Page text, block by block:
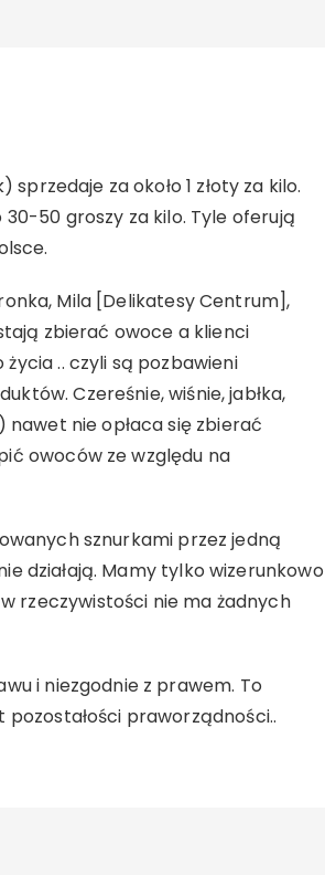
za około 1 złoty za kilo.
30-50 groszy za kilo. Tyle oferują
Mila [Delikatesy Centrum],
zbierać owoce a klienci
.. czyli są pozbawieni
Czereśnie, wiśnie, jabłka,
nie opłaca się zbierać
owoców ze względu na
sznurkami przez jedną
działają. Mamy tylko wizerunkowo
rzeczywistości nie ma żadnych
i niezgodnie z prawem. To
praworządności..